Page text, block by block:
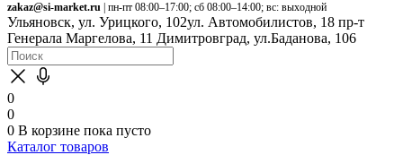
zakaz@si-market.ru | пн-пт 08:00–17:00; сб 08:00–14:00; вс: выходной
Ульяновск, ул. Урицкого, 102ул. Автомобилистов, 18 пр-т
Генерала Маргелова, 11 Димитровград, ул.Баданова, 106
0
0
0 В корзине пока пусто
Каталог товаров